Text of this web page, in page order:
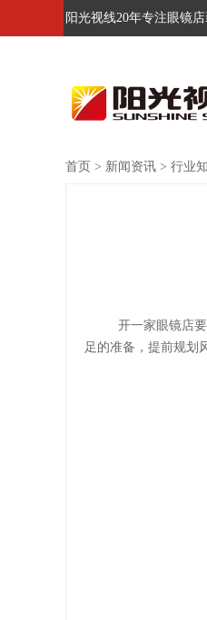
阳光视线20年专注眼镜
首页 > 新闻资讯 > 行业
开一家眼镜店
足的准备，提前规划